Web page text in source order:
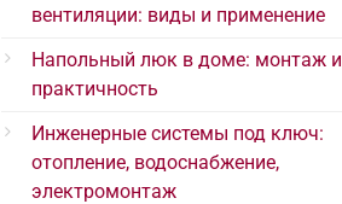
вентиляции: виды и применение
Напольный люк в доме: монтаж и
практичность
Инженерные системы под ключ:
отопление, водоснабжение,
электромонтаж